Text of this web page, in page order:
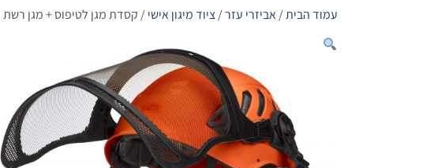
עמוד הבית/אביזרי עזר/ציוד מיגון אישי/ קסדת מגן לטיפוס + מגן רשת